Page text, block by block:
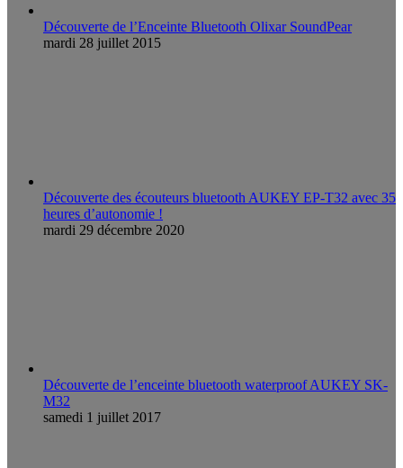
Découverte de l’Enceinte Bluetooth Olixar SoundPear
mardi 28 juillet 2015
Découverte des écouteurs bluetooth AUKEY EP-T32 avec 35
heures d’autonomie !
mardi 29 décembre 2020
Découverte de l’enceinte bluetooth waterproof AUKEY SK-
M32
samedi 1 juillet 2017